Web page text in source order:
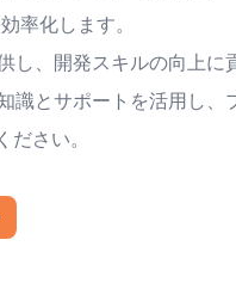
率化します。
、開発スキルの向上に
識とサポートを活用し
さい。